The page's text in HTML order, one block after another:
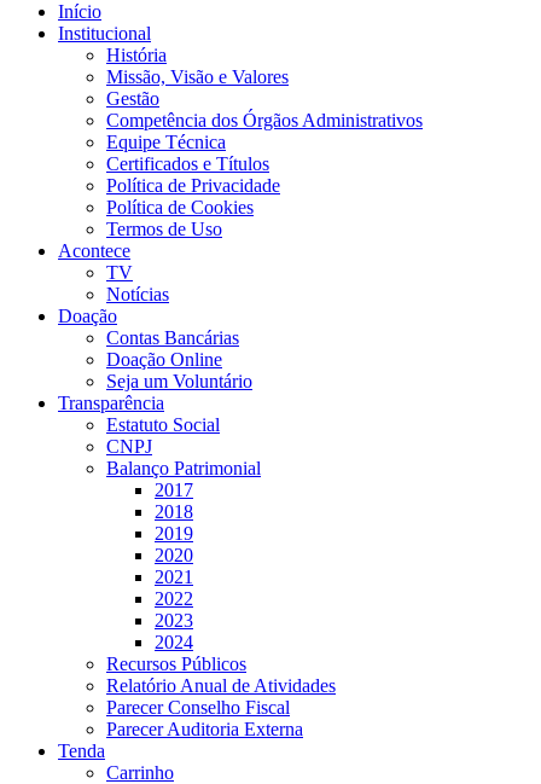
Início
Institucional
História
Missão, Visão e Valores
Gestão
Competência dos Órgãos Administrativos
Equipe Técnica
Certificados e Títulos
Política de Privacidade
Política de Cookies
Termos de Uso
Acontece
TV
Notícias
Doação
Contas Bancárias
Doação Online
Seja um Voluntário
Transparência
Estatuto Social
CNPJ
Balanço Patrimonial
2017
2018
2019
2020
2021
2022
2023
2024
Recursos Públicos
Relatório Anual de Atividades
Parecer Conselho Fiscal
Parecer Auditoria Externa
Tenda
Carrinho